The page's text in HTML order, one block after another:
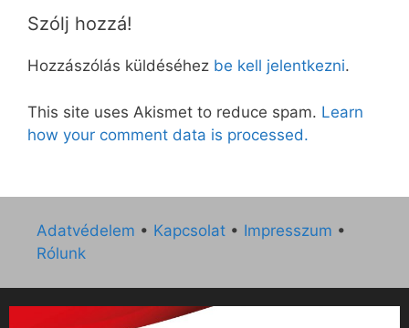
Szólj hozzá!
Hozzászólás küldéséhez be kell jelentkezni.
This site uses Akismet to reduce spam. Learn
how your comment data is processed.
Adatvédelem • Kapcsolat • Impresszum •
Rólunk